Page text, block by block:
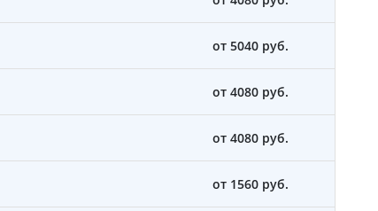
от 5040 руб.
от 4080 руб.
от 4080 руб.
от 1560 руб.